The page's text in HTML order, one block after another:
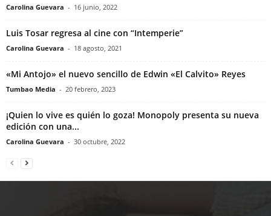
Carolina Guevara - 16 junio, 2022
Luis Tosar regresa al cine con “Intemperie”
Carolina Guevara - 18 agosto, 2021
«Mi Antojo» el nuevo sencillo de Edwin «El Calvito» Reyes
Tumbao Media - 20 febrero, 2023
¡Quien lo vive es quién lo goza! Monopoly presenta su nueva
edición con una...
Carolina Guevara - 30 octubre, 2022